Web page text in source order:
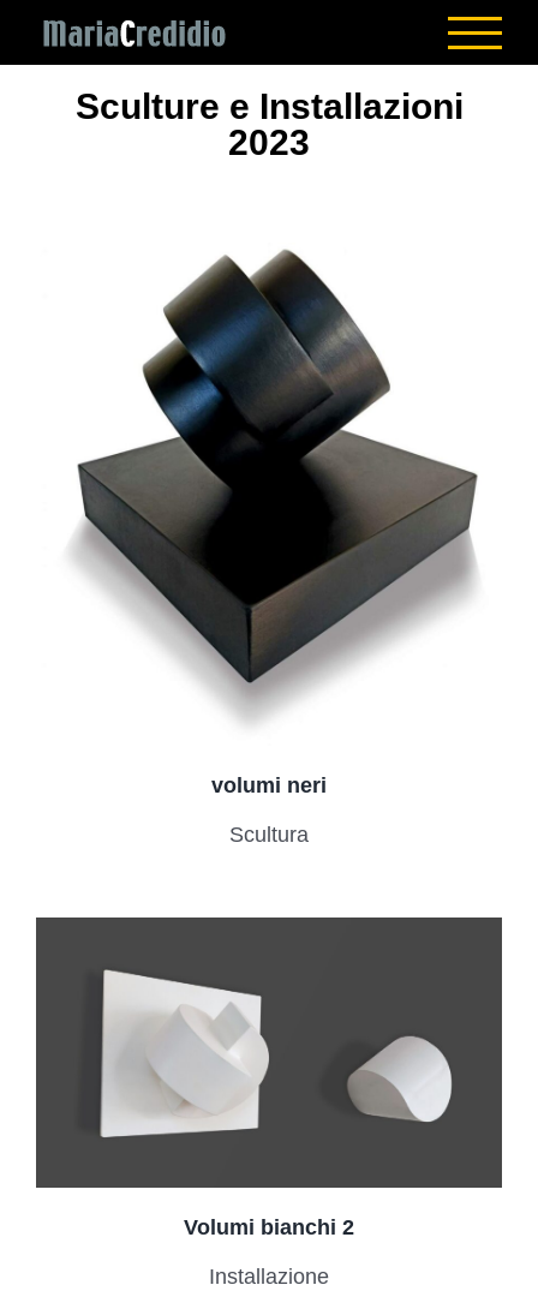
Salta
Sculture e Installazioni
2023
volumi neri
Scultura
Volumi bianchi 2
Installazione